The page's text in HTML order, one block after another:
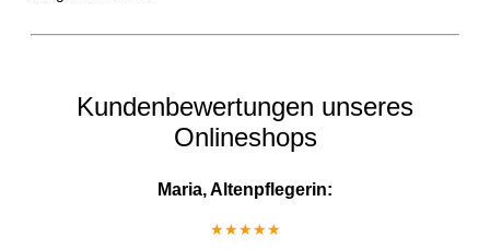
Kundenbewertungen unseres
Onlineshops
Maria, Altenpflegerin:
★★★★★